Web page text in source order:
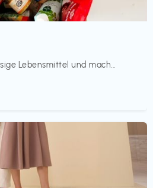
Lebensmittel und mach...